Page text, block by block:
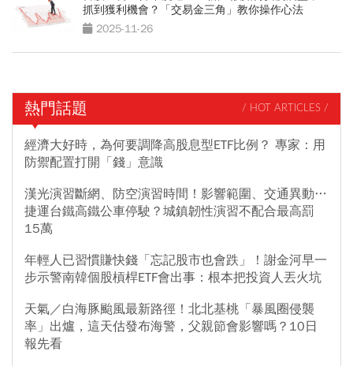
抓到獲利機會？「交易金三角」教你操作心法
2025-11-26
熱門話題 / HOT ARTICLES /
經濟大好時，為何要調降高股息型ETF比例？ 專家：用
防禦配置打開「錢」意識
漢光演習斷網、防空演習時間！影響範圍、交通異動…
捷運台鐵高鐵公車停駛？城鎮韌性演習不配合最高罰
15萬
年輕人已習慣賺快錢「忘記股市也會跌」！謝金河早一
步示警南韓個股槓桿ETF會出事：根本把投資人丟火坑
天氣／白海豚颱風最新路徑！北北基桃「暴風圈侵襲
率」出爐，這天估發布海警，父親節會影響嗎？10日
報先看